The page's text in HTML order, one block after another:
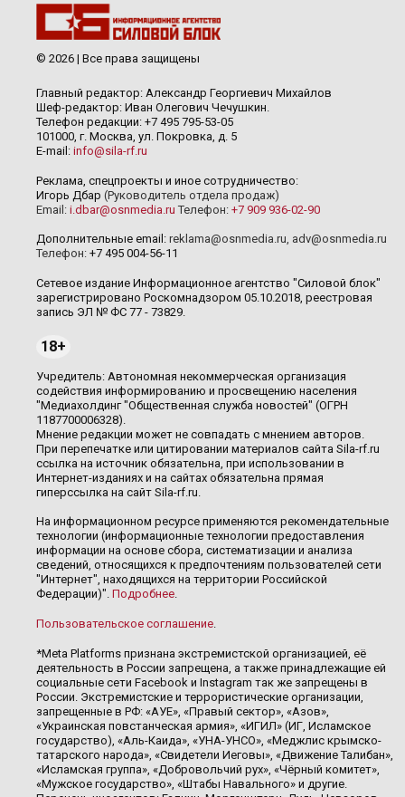
© 2026 | Все права защищены
Главный редактор: Александр Георгиевич Михайлов
Шеф-редактор: Иван Олегович Чечушкин.
Телефон редакции: +7 495 795-53-05
101000, г. Москва, ул. Покровка, д. 5
E-mail: info@sila-rf.ru
Реклама, спецпроекты и иное сотрудничество:
Игорь Дбар (Руководитель отдела продаж)
Email: i.dbar@osnmedia.ru Телефон: +7 909 936-02-90
Дополнительные email: reklama@osnmedia.ru, adv@osnmedia.ru
Телефон: +7 495 004-56-11
Сетевое издание Информационное агентство "Силовой блок"
зарегистрировано Роскомнадзором 05.10.2018, реестровая
запись ЭЛ № ФС 77 - 73829.
18+
Учредитель: Автономная некоммерческая организация
содействия информированию и просвещению населения
"Медиахолдинг "Общественная служба новостей" (ОГРН
1187700006328).
Мнение редакции может не совпадать с мнением авторов.
При перепечатке или цитировании материалов сайта Sila-rf.ru
ссылка на источник обязательна, при использовании в
Интернет-изданиях и на сайтах обязательна прямая
гиперссылка на сайт Sila-rf.ru.
На информационном ресурсе применяются рекомендательные
технологии (информационные технологии предоставления
информации на основе сбора, систематизации и анализа
сведений, относящихся к предпочтениям пользователей сети
"Интернет", находящихся на территории Российской
Федерации)". Подробнее.
Пользовательское соглашение.
*Meta Platforms признана экстремистской организацией, её
деятельность в России запрещена, а также принадлежащие ей
социальные сети Facebook и Instagram так же запрещены в
России. Экстремистские и террористические организации,
запрещенные в РФ: «АУЕ», «Правый сектор», «Азов»,
«Украинская повстанческая армия», «ИГИЛ» (ИГ, Исламское
государство), «Аль-Каида», «УНА-УНСО», «Меджлис крымско-
татарского народа», «Свидетели Иеговы», «Движение Талибан»,
«Исламская группа», «Добровольчий рух», «Чёрный комитет»,
«Мужское государство», «Штабы Навального» и другие.